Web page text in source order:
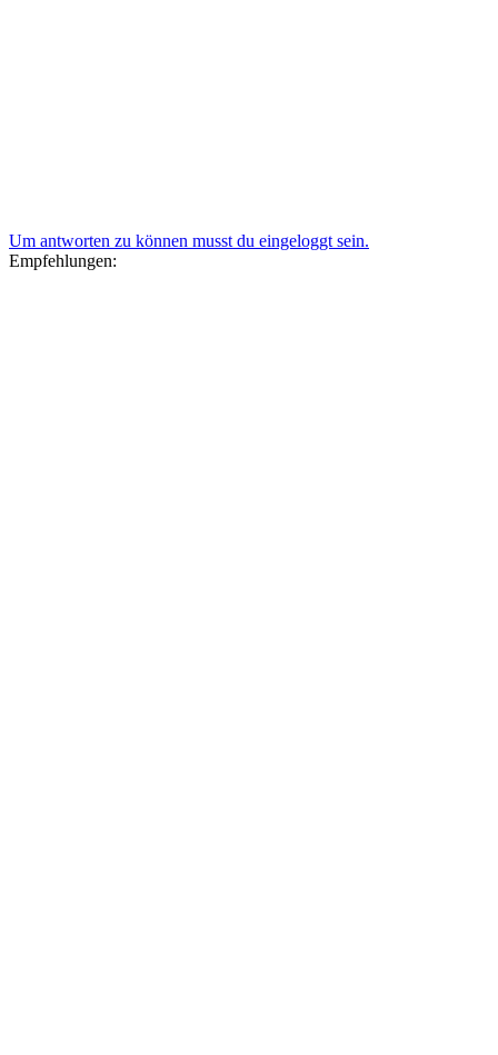
Um antworten zu können musst du eingeloggt sein.
Empfehlungen: